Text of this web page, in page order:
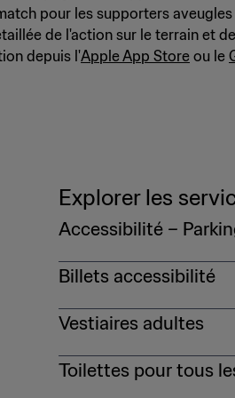
pour les supporters
de l'action sur le terrain et
depuis l'Apple App Store ou le
Explorer les
Accessibilité –
Des stationnements
prêt à présenter votre
stationnement du stade.
Billets accessibilité
Pour plus d’informations
https://
Vestiaires adultes
Les amateurs qui ont
Toilettes pour tous